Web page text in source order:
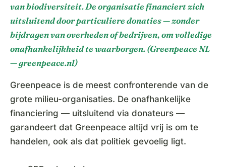
van biodiversiteit. De organisatie financiert zich
uitsluitend door particuliere donaties — zonder
bijdragen van overheden of bedrijven, om volledige
onafhankelijkheid te waarborgen. (Greenpeace NL
— greenpeace.nl)
Greenpeace is de meest confronterende van de
grote milieu-organisaties. De onafhankelijke
financiering — uitsluitend via donateurs —
garandeert dat Greenpeace altijd vrij is om te
handelen, ook als dat politiek gevoelig ligt.